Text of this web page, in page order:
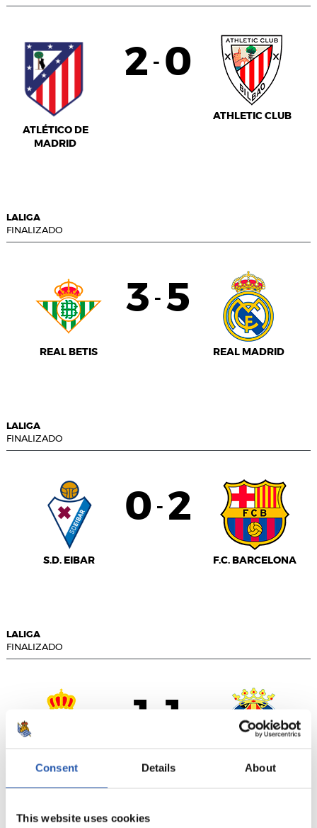
Consent Details About
This website uses cookies
ATLÉTICO DE
MADRID
2 - 0
ATHLETIC CLUB
LALIGA
FINALIZADO
REAL BETIS
3 - 5
REAL MADRID
LALIGA
FINALIZADO
S.D. EIBAR
0 - 2
F.C. BARCELONA
LALIGA
FINALIZADO
R.C.D. ESPANYOL
1 1
VILLARREAL C.F.